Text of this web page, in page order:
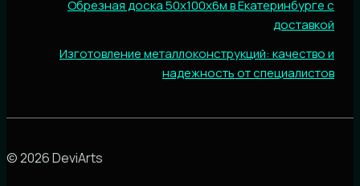
Обрезная доска 50х100х6м в Екатеринбурге с
доставкой
Изготовление металлоконструкций: качество и
надежность от специалистов
© 2026 DeviArts